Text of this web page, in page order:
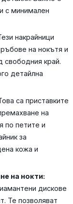
с минимален
накрайници
на нокътя и
свободния край.
детайлна
са приставките
на
по петите и
за
кожа и
на нокти:
дискове
Те позволяват